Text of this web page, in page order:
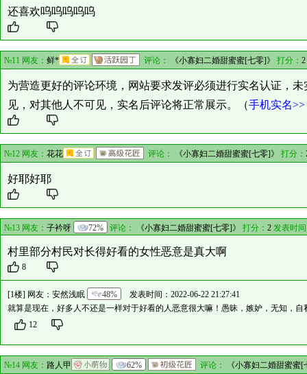
还喜欢呜呜呜呜呜
№11 网友： 鲜* 评论： 《小寡妇二婚甜蜜蜜[七零]》 打分： 2
为营造更好的评论环境，网站要求发评必须进行实名认证，
见，对其他人不可见，实名后评论将正常展示。（手机实名>>
№12 网友： 花花 评论： 《小寡妇二婚甜蜜蜜[七零]》 打分：
好耶好耶
№13 网友： 子衿呀 72% 评论： 《小寡妇二婚甜蜜蜜[七零]》 打分： 2 发表时
村里部分村民对长得好看的女性恶意是真大啊
8
[1楼] 网友： 安然浅眠 48%
发表时间：2022-06-22 21:27:41
就算是现在，好多人不还是一样对于好看的人恶意很大嘛！愚昧，嫉妒，无知，自
12
№14 网友： 路人甲 62% 评论： 《小寡妇二婚甜蜜蜜[